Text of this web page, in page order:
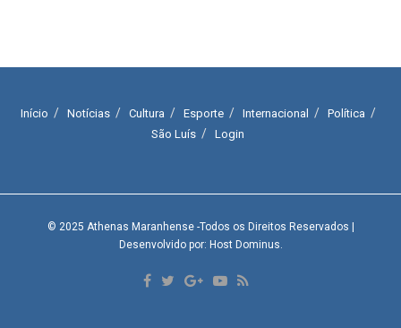
Início Notícias Cultura Esporte Internacional
Política
São Luís
Login
© 2025 Athenas Maranhense-Todos os Direitos Reservados
Desenvolvido por: Host Dominus.